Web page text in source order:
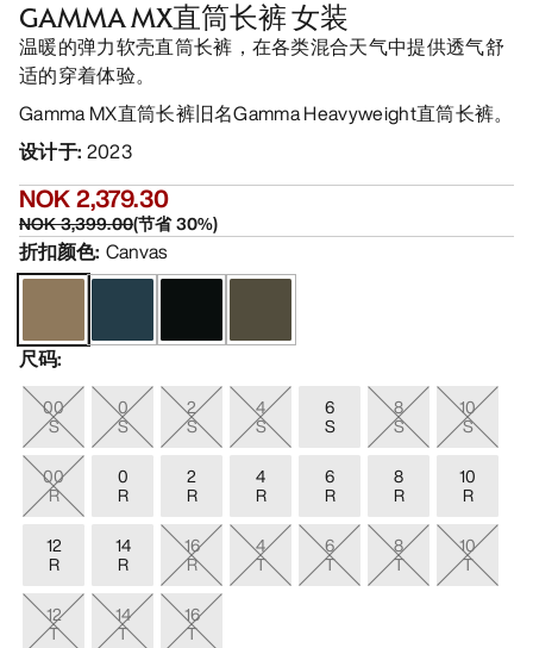
GAMMA MX直筒长裤 女装
温暖的弹力软壳直筒长裤，在各类混合天气中提供透气舒
适的穿着体验。
Gamma MX直筒长裤旧名Gamma Heavyweight直筒长裤。
设计于: 2023
NOK 2,379.30
NOK 3,399.00(节省30%)
折扣颜色: Canvas
尺码:
00
S
0
S
2
S
4
S
6
S
8
S
10
S
00
R
0
R
2
R
4
R
6
R
8
R
10
R
12
R
14
R
16
R
4
T
6
T
8
T
10
T
12
T
14
T
16
T